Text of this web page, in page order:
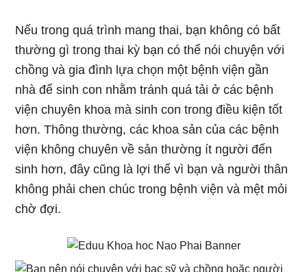
Nếu trong quá trình mang thai, bạn không có bất
thường gì trong thai kỳ bạn có thể nói chuyện với
chồng và gia đình lựa chọn một bệnh viện gần
nhà để sinh con nhằm tránh quá tải ở các bệnh
viện chuyên khoa mà sinh con trong điều kiện tốt
hơn. Thông thường, các khoa sản của các bệnh
viện không chuyên về sản thường ít người đến
sinh hơn, đây cũng là lợi thế vì bạn và người thân
không phải chen chúc trong bệnh viện và mệt mỏi
chờ đợi.